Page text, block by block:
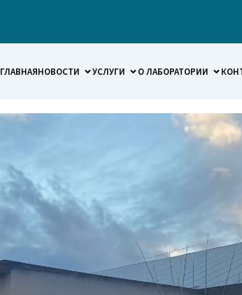
ГЛАВНАЯНОВОСТИ УСЛУГИ О ЛАБОРАТОРИИ